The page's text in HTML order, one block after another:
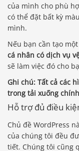
của mình cho phù
có thể đặt bất kỳ
mình.
Nếu bạn cần tạo
cá nhân có dịch vụ
sẽ làm việc đó cho
Ghi chú: Tất cả các
trong tải xuống chính
Hỗ trợ đủ điều
Chủ đề WordPress
của chúng tôi đều
tiết. Chúng tôi cũng